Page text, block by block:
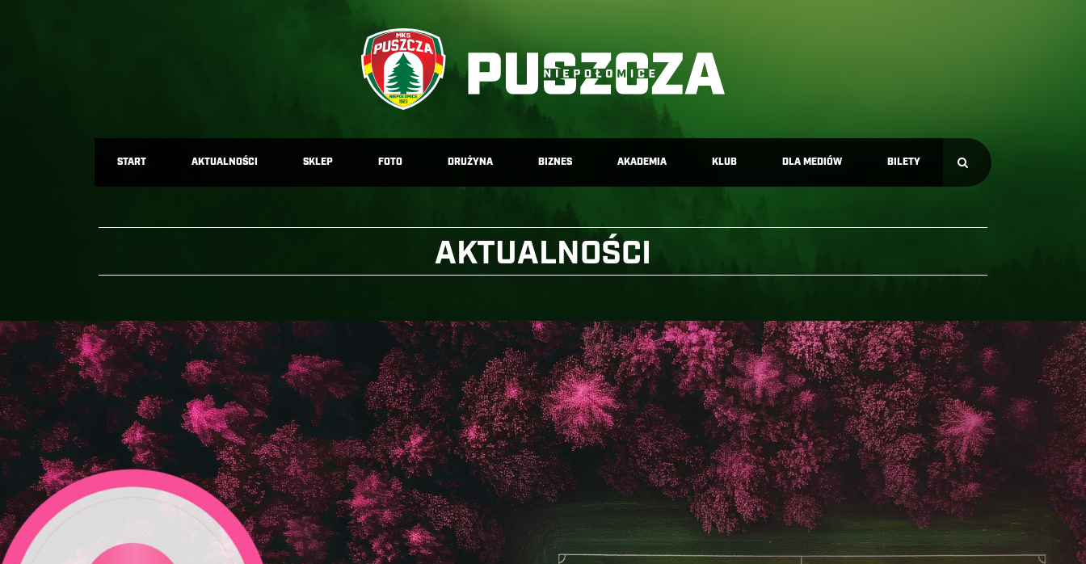
START AKTUALNOŚCI SKLEP FOTO DRUŻYNA BIZNES AKADEMIA KLUB DLA MEDIÓW BILETY
AKTUALNOŚCI